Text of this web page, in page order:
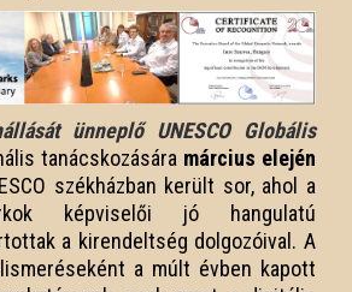
ünneplő UNESCO Globális
tanácskozására március elején
székházban került sor, ahol a
képviselői jó hangulatú
a kirendeltség dolgozóival. A
a múlt évben kapott